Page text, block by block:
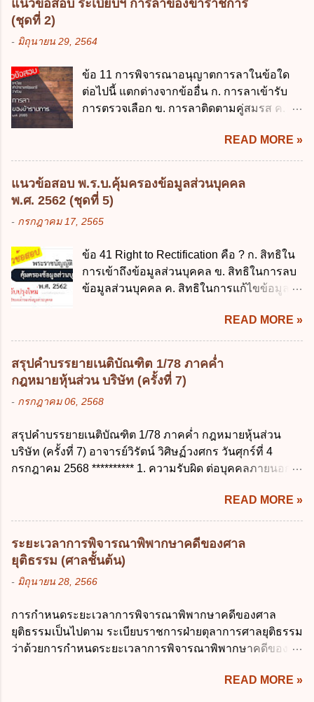
มีอำนาจแต่งตั้งพนักงานเจ้าหน้าที่ตามพระ
ราชบัญญัติคุ้มครองข้อมูลส่วนบุคคล พ.ศ.
2562 ก. นายกรัฐมนตรี ข. รัฐมนตรีว่าการ
สามารถรอการเบิกเงินจากงบประมาณได้ ข้อ
ราชการ พ.ศ. 2562 ออกโดยอาศัยกฎหมาย
แม่บทใด ก. พระราชบัญญัติวิธีการงบ
ประมาณ พ.ศ. 2561 ข. พระราชบัญญัติวินัย
บัญญัติเงินคงคลัง พ.ศ. 2491 ง. ระเบียบ
กระทรวงการคลัง ว่าด้วยการเบิกเงินจากคลัง
การรับเงิน การจ่ายเงิน การเก็บรักษาเงิน และ
การนำเงินส่งคลัง พ.ศ. 2562 ข้อ 3 ส่วน
สำรองจ่ายได้แห่งละไม่เกินเท่าใร ก. 100,000
บาท ข. 50,000 บาท ค. 30,000 บาท ง. 10,000
บาท ข้อ 4 ดอกเบี้ยที่เกิดจากการนำเงินทดรอง
ราชการจำนวนที่เกินกว่า...
แนวข้อสอบ ระเบียบฯ การลาของข้าราชการ
(ชุดที่ 2)
- มิถุนายน 29, 2564
ข้อ 11 การพิจารณาอนุญาตการลาในข้อใด
ต่อไปนี้ แตกต่างจากข้ออื่น ก. การลาเข้ารับ
การตรวจเลือก ข. การลาติดตามคู่สมรส ค.
ปฏิบัติการวิจัย หรือดูงาน ข้อ 12 ข้อใด ไม่ ถูก
ต้องเกี่ยวกับการลาไปช่วยเหลือภริยาที่คลอด
บุตร ก. ต้องเป็นภริยาโดยชอบด้วยกฎหมาย ข.
ลาได้เพียงครั้งเดียว ค. ต้องลาภายใน 90 วัน
นับแต่วันที่คลอดบุตร ง. ลาได้ครั้งหนึ่งติดต่อ
กันไม่เกิน 15 วันทำการ ข้อ 13 สิทธิลากิจส่วน
เกิน 90 วัน ข. ลาต่อเนื่องจากการคลอดบุตรได้
ไม่เกิน 90 วันทำการ ค. ลาได้ไม่เกิน 120 วัน
ง. ลาต่อเนื่องจากการคลอดบุตรได้ไม่เกิน 150
รัฐมนตรี ว่าด้วยการลาของข้าราชการ พ.ศ.
2555 กำหนดให้ข้าราชการที่รับราชการติดต่อ
กันมาแล้วไม่น้อยกว่า 10 ปี มีสิทธินำวันลาพัก
ผ่อนสะสมรวมกับวันลาพักผ่อนในปีปัจจุบันได้
15 การลาติดตามคู่สมรส ต้องมีระยะเวลาไม่
เกินกำหนดในข้อใดเพื่อมิให้มีผลเป็นการลา
ออกจากราชการ ก. ไม่เกิน 2 ปี ข. ไม่เกิน 3...
READ MORE »
แนวข้อสอบ พ.ร.บ.คุ้มครองข้อมูลส่วนบุคคล
พ.ศ. 2562 (ชุดที่ 5)
- กรกฎาคม 17, 2565
ข้อ 41 Right to Rectification คือ ? ก. สิทธิใน
การเข้าถึงข้อมูลส่วนบุคคล ข. สิทธิในการลบ
ข้อมูลส่วนบุคคล ค. สิทธิในการแก้ไขข้อมูล
การประมวลผลข้อมูลส่วนบุคคล ข้อ 42 ผู้
ควบคุมข้อมูลส่วนบุคคลต้องแก้ไขข้อมูลส่วน
บุคคลตามหลักการข้อใด ก. ถูกต้อง เป็น
ปัจจุบัน ข. สมบูรณ์ ค. ไม่ก่อให้เกิดความ
เข้าใจผิด ง. ถูกทุกข้อ ข้อ 43 มาตรการทาง
กฎหมายคุ้มครองข้อมูลส่วนบุคคล ในกรณีผู้
ข้อมูลส่วนบุคคลให้ถูกต้อง ก. ร้องทุกข์ ข. ร้อง
เรียน ค. อุทธรณ์ ง. ฟ้องร้อง ข้อ 44 หลักการ
สำคัญของสิทธิในการลบข้อมูลส่วนบุคคล คือ
ลบข้อมูลส่วนบุคคล ข. ขอให้ทำลายข้อมูล
ส่วนบุคคล ค. ทำให้ข้อมูลส่วนบุคคลไม่
สามารถระบุถึงตนได้ ง. ถูกทุกข้อ ข้อ 45
เงื่อนไข ในการใช้สิทธิลบข้อมูลส่วนบุคคล ข้อ
ส่วนบุคคลที่ไม่สมบูรณ์ ค. เจ้าของข้อมูลส่วน
บุคคลถอนความยินยอมในการเก็บรวบรวม
ใช้หรือเปิดเผยข้อมูลส่วนบุคคล ง. ข้อมูลส่วน
READ MORE »
สรุปคำบรรยายเนติบัณฑิต 1/78 ภาคค่ำ
กฎหมายหุ้นส่วน บริษัท (ครั้งที่ 7)
- กรกฎาคม 06, 2568
สรุปคำบรรยายเนติบัณฑิต 1/78 ภาคค่ำ กฎหมายหุ้นส่วน
บริษัท (ครั้งที่ 7) อาจารย์วิรัตน์ วิศิษฏ์วงศกร วันศุกร์ที่ 4
กรกฎาคม 2568 ********** 1. ความรับผิด ต่อบุคคลภายนอก
คนใดคนหนึ่งได้จัดทำไปในทางที่เป็น ธรรมดาการค้าขาย
ของห้างหุ้นส่วน ม.1050 , 1025 โดยพิจารณาตามสภาพแห่ง
กิจการ การงานของห้าง และประเพณีทางการค้า -หุ้นส่วน
ต้องจัดการในนามของห้าง ไม่ว่าจะมีมูลเหตุจูงใจเพราะทุจริต
หรือมีอำนาจจัดการหรือไม่ก็ตาม จึงเป็นไปตามหลักกฎหมาย
ปิดปากหุ้นส่วนคนอื่น และหลักลูกหนี้ร่วมตามม.291 เพื่อ
เกิดมูลหนี้ใดก็ตาม รวมถึงมูลละเมิด 1.1) กรณีห้างหุ้นส่วน
สามัญจดทะเบียน เมื่อห้าง ผิดนัด ชำระหนี้ เจ้าหนี้ของห้างฯ
ชอบที่จะเรียกให้ชำระหนี้เอาแต่ผู้เป็นหุ้นส่วนคนใคคนหนึ่ง
ห้างยังมีพอที่จะชำระหนี้ได้ และการที่จะบังคับเอาแก่ห้างนั้น
READ MORE »
ระยะเวลาการพิจารณาพิพากษาคดีของศาล
ยุติธรรม (ศาลชั้นต้น)
- มิถุนายน 28, 2566
การกำหนดระยะเวลาการพิจารณาพิพากษาคดีของศาล
ยุติธรรมเป็นไปตาม ระเบียบราชการฝ่ายตุลาการศาลยุติธรรม
ว่าด้วยการกำหนดระยะเวลาการพิจารณาพิพากษาคดีของ
ไว้เป็นอย่างอื่น ซึ่งมีผลใช้บังคับตั้งแต่วันที่ 24 มกราคม 2566
READ MORE »